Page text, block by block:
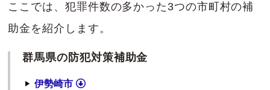
ここでは、犯罪件数の多かった3つの市町村の補
助金を紹介します。
群馬県の防犯対策補助金
伊勢崎市